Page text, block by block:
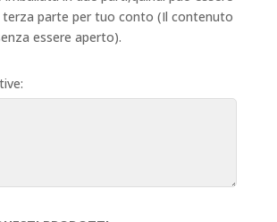
parte per tuo conto (Il contenuto
essere aperto).